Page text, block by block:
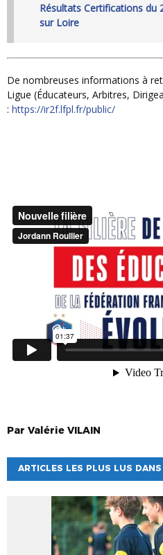
Résultats Certifications du 27-06-2025 St Sébastien
sur Loire
De nombreuses informations à retrouver sur le site de l’IR2F de la
Ligue (Éducateurs, Arbitres,
: https://ir2f.lfpl.fr/public/
Par Valérie VILAIN
ARTICLES LES PLUS LUS